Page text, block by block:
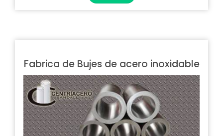
Fabrica de Bujes de acero inoxidable